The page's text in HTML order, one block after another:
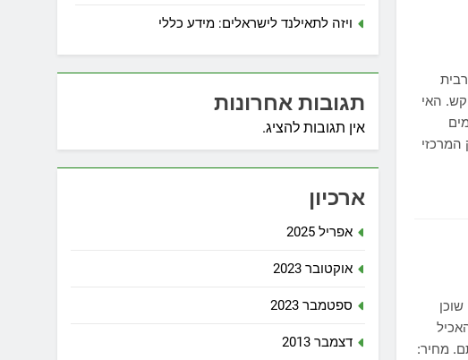
האי
מחיר:
ויזה לתאילנד לישראלים: מידע כללי
תגובות אחרונות
אין תגובות להציג.
ארכיון
אפריל 2025
אוקטובר 2023
ספטמבר 2023
דצמבר 2013